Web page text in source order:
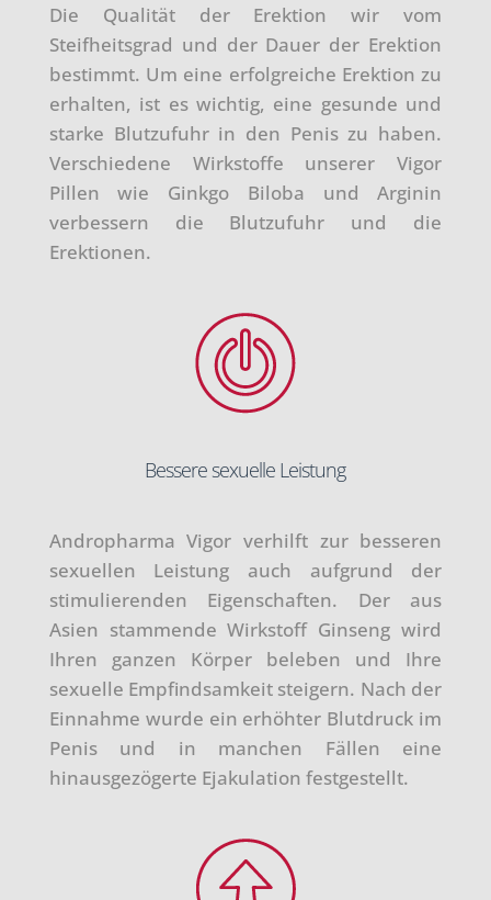
Die Qualität der Erektion wir vom
Steifheitsgrad und der Dauer der Erektion
bestimmt. Um eine erfolgreiche Erektion zu
erhalten, ist es wichtig, eine gesunde und
starke Blutzufuhr in den Penis zu haben.
Verschiedene Wirkstoffe unserer Vigor
Pillen wie Ginkgo Biloba und Arginin
verbessern die Blutzufuhr und die
Erektionen.
Bessere sexuelle Leistung
Andropharma Vigor verhilft zur besseren
sexuellen Leistung auch aufgrund der
stimulierenden Eigenschaften. Der aus
Asien stammende Wirkstoff Ginseng wird
Ihren ganzen Körper beleben und Ihre
sexuelle Empfindsamkeit steigern. Nach der
Einnahme wurde ein erhöhter Blutdruck im
Penis und in manchen Fällen eine
hinausgezögerte Ejakulation festgestellt.